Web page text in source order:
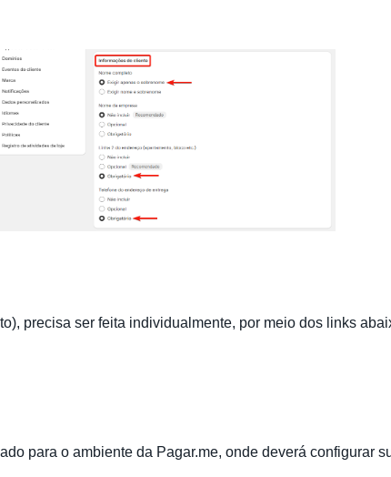
precisa ser feita individualmente, por meio dos links
para o ambiente da Pagar.me, onde deverá configurar